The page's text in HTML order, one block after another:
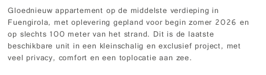
Gloednieuw appartement op de middelste verdieping in
Fuengirola, met oplevering gepland voor begin zomer 2026 en
op slechts 100 meter van het strand. Dit is de laatste
beschikbare unit in een kleinschalig en exclusief project, met
veel privacy, comfort en een toplocatie aan zee.